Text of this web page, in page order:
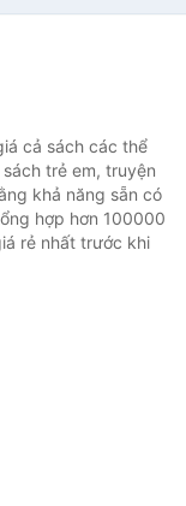
cả sách các thể
trẻ em, truyện
khả năng sẵn có
hợp hơn 100000
rẻ nhất trước khi